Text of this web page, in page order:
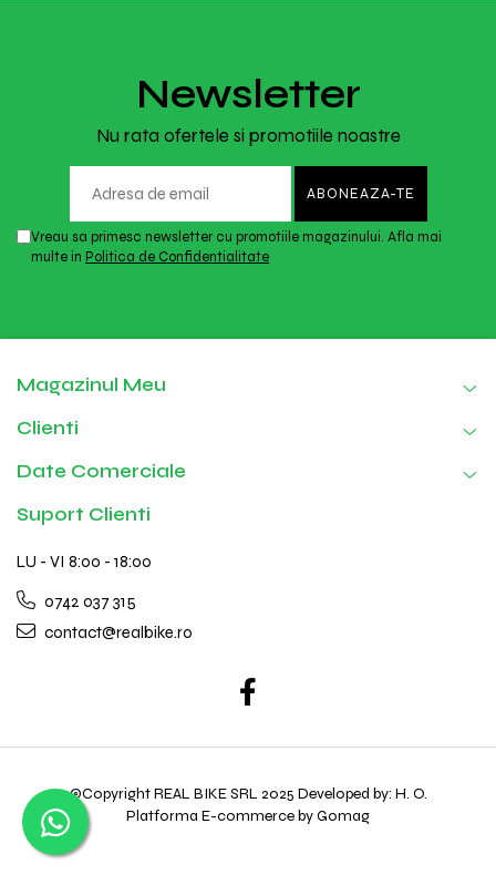
Newsletter
Nu rata ofertele si promotiile noastre
Vreau sa primesc newsletter cu promotiile magazinului. Afla mai
multe in Politica de Confidentialitate
Magazinul Meu
Clienti
Date Comerciale
Suport Clienti
LU - VI 8:00 - 18:00
0742 037 315
contact@realbike.ro
©Copyright REAL BIKE SRL 2025 Developed by: H. O.
Platforma E-commerce by Gomag